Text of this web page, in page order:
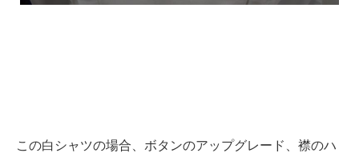
この白シャツの場合、ボタンのアップグレード、襟のハ